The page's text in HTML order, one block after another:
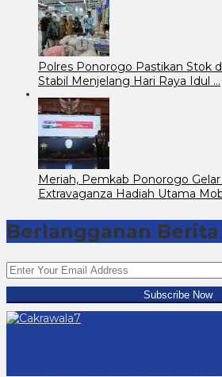
Polres Ponorogo Pastikan Stok
Stabil Menjelang Hari Raya Idul …
Meriah, Pemkab Ponorogo
Extravaganza Hadiah Utama
Berlangganan Berita